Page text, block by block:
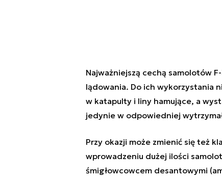
Najważniejszą cechą samolotów
lądowania. Do ich wykorzystania
w katapulty i liny hamujące, a
jedynie w odpowiedniej
Przy okazji może zmienić się też
wprowadzeniu dużej ilości
śmigłowcowcem desantowymi